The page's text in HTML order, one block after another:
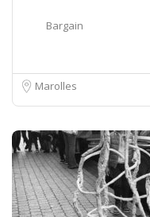
Bargain
Marolles